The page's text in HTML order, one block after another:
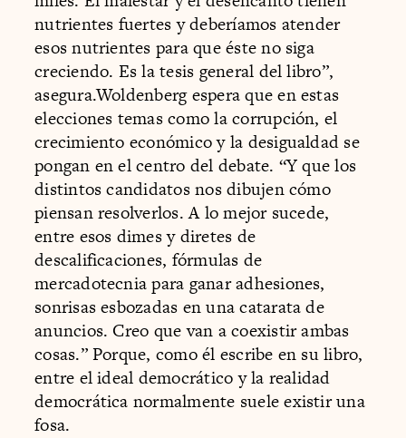
nutrientes fuertes y deberíamos atender
esos nutrientes para que éste no siga
creciendo. Es la tesis general del libro”,
asegura.Woldenberg espera que en estas
elecciones temas como la corrupción, el
crecimiento económico y la desigualdad se
pongan en el centro del debate. “Y que los
distintos candidatos nos dibujen cómo
piensan resolverlos. A lo mejor sucede,
entre esos dimes y diretes de
descalificaciones, fórmulas de
mercadotecnia para ganar adhesiones,
sonrisas esbozadas en una catarata de
anuncios. Creo que van a coexistir ambas
cosas.” Porque, como él escribe en su libro,
entre el ideal democrático y la realidad
democrática normalmente suele existir una
fosa.